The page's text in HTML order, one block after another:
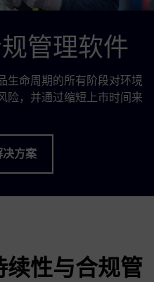
管理软件
生命周期的所有阶段对环境
险，并通过缩短上市时间来
决方案
续性与合规管